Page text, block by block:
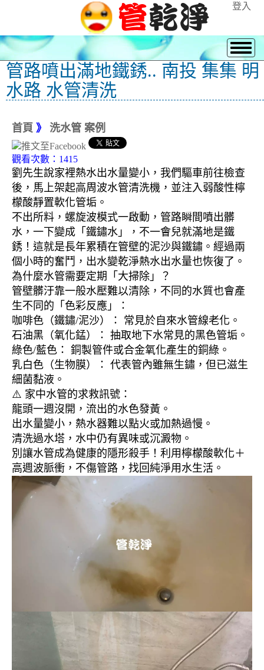
登入
管路噴出滿地鐵銹.. 南投 集集 明
水路 水管清洗
首頁 》 洗水管 案例
觀看次數：1415
劉先生說家裡熱水出水量變小，我們驅車前往檢查
後，馬上架起高周波水管清洗機，並注入弱酸性檸
檬酸靜置軟化管垢。
不出所料，螺旋波模式一啟動，管路瞬間噴出髒
水，一下變成「鐵鏽水」，不一會兒就滿地是鐵
銹！這就是長年累積在管壁的泥沙與鐵鏽。經過兩
個小時的奮鬥，出水變乾淨熱水出水量也恢復了。
為什麼水管需要定期「大掃除」？
管壁髒汙靠一般水壓難以清除，不同的水質也會產
生不同的「色彩反應」：
咖啡色（鐵鏽/泥沙）： 常見於自來水管線老化。
石油黑（氧化錳）： 抽取地下水常見的黑色管垢。
綠色/藍色： 銅製管件或合金氧化產生的銅綠。
乳白色（生物膜）： 代表管內雖無生鏽，但已滋生
細菌黏液。
⚠️ 家中水管的求救訊號：
龍頭一週沒開，流出的水色發黃。
出水量變小，熱水器難以點火或加熱過慢。
清洗過水塔，水中仍有異味或沉澱物。
別讓水管成為健康的隱形殺手！利用檸檬酸軟化＋
高週波脈衝，不傷管路，找回純淨用水生活。